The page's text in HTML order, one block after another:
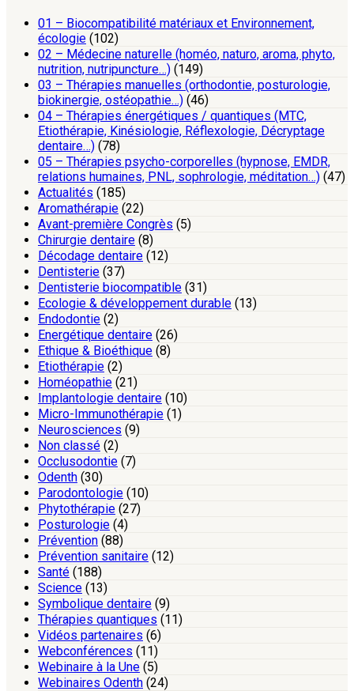
01 – Biocompatibilité matériaux et Environnement,
écologie (102)
02 – Médecine naturelle (homéo, naturo, aroma, phyto,
nutrition, nutripuncture…) (149)
03 – Thérapies manuelles (orthodontie, posturologie,
biokinergie, ostéopathie…) (46)
04 – Thérapies énergétiques / quantiques (MTC,
Etiothérapie, Kinésiologie, Réflexologie, Décryptage
dentaire…) (78)
05 – Thérapies psycho-corporelles (hypnose, EMDR,
relations humaines, PNL, sophrologie, méditation…) (47)
Actualités (185)
Aromathérapie (22)
Avant-première Congrès (5)
Chirurgie dentaire (8)
Décodage dentaire (12)
Dentisterie (37)
Dentisterie biocompatible (31)
Ecologie & développement durable (13)
Endodontie (2)
Energétique dentaire (26)
Ethique & Bioéthique (8)
Etiothérapie (2)
Homéopathie (21)
Implantologie dentaire (10)
Micro-Immunothérapie (1)
Neurosciences (9)
Non classé (2)
Occlusodontie (7)
Odenth (30)
Parodontologie (10)
Phytothérapie (27)
Posturologie (4)
Prévention (88)
Prévention sanitaire (12)
Santé (188)
Science (13)
Symbolique dentaire (9)
Thérapies quantiques (11)
Vidéos partenaires (6)
Webconférences (11)
Webinaire à la Une (5)
Webinaires Odenth (24)